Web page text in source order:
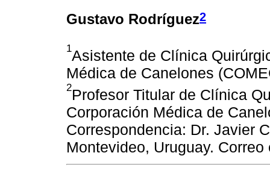
Gustavo Rodríguez2
1Asistente de Clínica
Médica de Canelones
2Profesor Titular de Clínica
Corporación Médica de
Correspondencia: Dr. Javier
Montevideo, Uruguay.